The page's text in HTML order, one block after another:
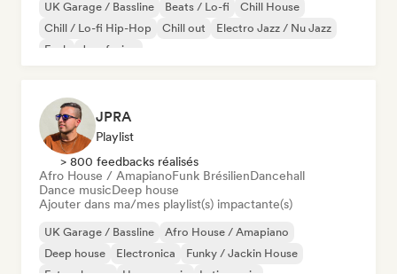
UK Garage / Bassline Beats / Lo-fi
Chill House
Chill / Lo-fi Hip-Hop
Chill out
Electro Jazz / Nu Jazz
Funk
Jazz fusion
JPRA
Playlist
> 800 feedbacks réalisés
Afro House / AmapianoFunk BrésilienDancehall
Dance musicDeep house
Ajouter dans ma/mes playlist(s) impactante(s)
UK Garage / Bassline
Afro House / Amapiano
Deep house
Electronica
Funky / Jackin House